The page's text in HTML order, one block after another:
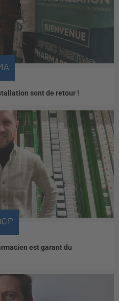
sont de retour !
est garant du